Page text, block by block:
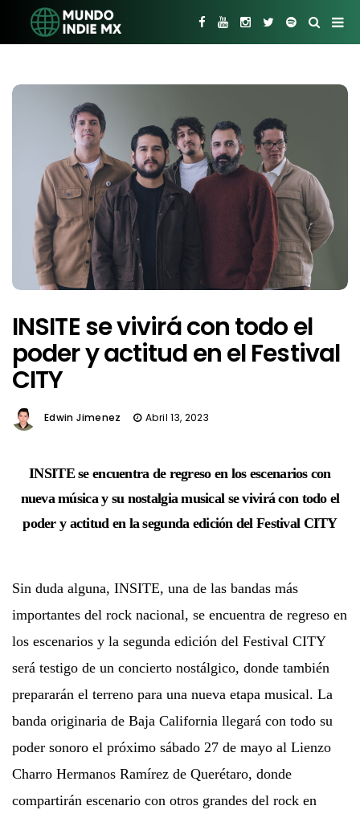
INSITE se vivirá con todo el
poder y actitud en el Festival
CITY
Edwin Jimenez Abril 13, 2023
INSITE se encuentra de regreso en los escenarios con
nueva música y su nostalgia musical se vivirá con todo el
poder y actitud en la segunda edición del Festival CITY
Sin duda alguna, INSITE, una de las bandas más
importantes del rock nacional, se encuentra de regreso en
los escenarios y la segunda edición del Festival CITY
será testigo de un concierto nostálgico, donde también
prepararán el terreno para una nueva etapa musical. La
banda originaria de Baja California llegará con todo su
poder sonoro el próximo sábado 27 de mayo al Lienzo
Charro Hermanos Ramírez de Querétaro, donde
compartirán escenario con otros grandes del rock en